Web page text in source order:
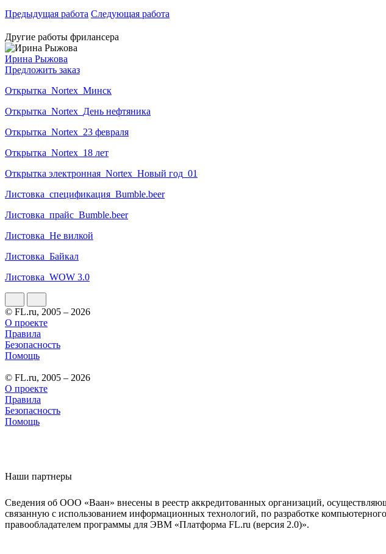
Предыдущая работа Следующая работа
Другие работы фрилансера
Ирина Рыжова
Предложить заказ
Открытка_Nortex_Минск
Открытка_Nortex_День нефтяника
Открытка_Nortex_23 февраля
Открытка_Nortex_18 лет
Открытка электронная_Nortex_Новый год_01
Листовка_спецификация_Bumble.beer
Листовка_прайс_Bumble.beer
Листовка_Не вилкой
Листовка_Байкал
Листовка_WOW 3.0
© FL.ru, 2005 – 2026
О проекте
Правила
Безопасность
Помощь
© FL.ru, 2005 – 2026
О проекте
Правила
Безопасность
Помощь
Наши партнеры
Сведения об ООО «Ваан» внесены в реестр аккредитованных организаций,
связанную с использованием информационных технологий, по разработке
правообладателем программы для ЭВМ «Платформа FL.ru (версия 2.0)».